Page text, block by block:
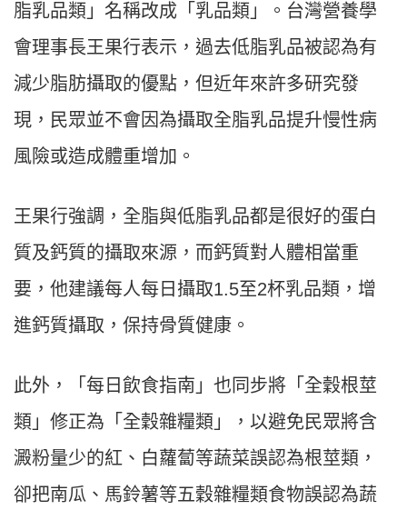
脂乳品類」名稱改成「乳品類」。台灣營養學
會理事長王果行表示，過去低脂乳品被認為有
減少脂肪攝取的優點，但近年來許多研究發
現，民眾並不會因為攝取全脂乳品提升慢性病
風險或造成體重增加。
王果行強調，全脂與低脂乳品都是很好的蛋白
質及鈣質的攝取來源，而鈣質對人體相當重
要，他建議每人每日攝取1.5至2杯乳品類，增
進鈣質攝取，保持骨質健康。
此外，「每日飲食指南」也同步將「全穀根莖
類」修正為「全穀雜糧類」，以避免民眾將含
澱粉量少的紅、白蘿蔔等蔬菜誤認為根莖類，
卻把南瓜、馬鈴薯等五穀雜糧類食物誤認為蔬